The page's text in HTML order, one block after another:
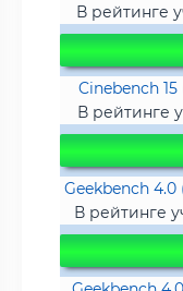
В рейтинге
Cinebench
В рейтинге
Geekbench
В рейтинге